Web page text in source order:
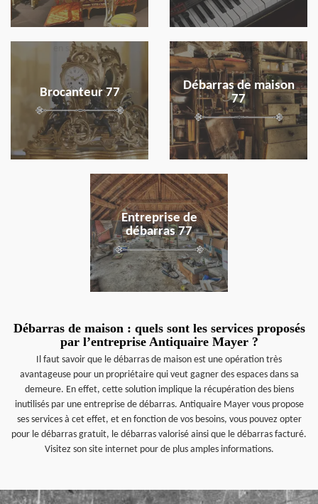
Brocanteur 77
en savoir plus
Débarras de maison
77
en savoir plus
Entreprise de
débarras 77
en savoir plus
Débarras de maison : quels sont les services proposés
par l’entreprise Antiquaire Mayer ?
Il faut savoir que le débarras de maison est une opération très
avantageuse pour un propriétaire qui veut gagner des espaces dans sa
demeure. En effet, cette solution implique la récupération des biens
inutilisés par une entreprise de débarras. Antiquaire Mayer vous propose
ses services à cet effet, et en fonction de vos besoins, vous pouvez opter
pour le débarras gratuit, le débarras valorisé ainsi que le débarras facturé.
Visitez son site internet pour de plus amples informations.